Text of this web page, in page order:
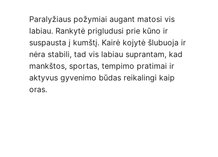
Paralyžiaus požymiai augant matosi vis
labiau. Rankytė prigludusi prie kūno ir
suspausta į kumštį. Kairė kojytė šlubuoja ir
nėra stabili, tad vis labiau suprantam, kad
mankštos, sportas, tempimo pratimai ir
aktyvus gyvenimo būdas reikalingi kaip
oras.